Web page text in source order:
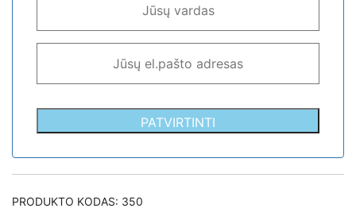
PATVIRTINTI
PRODUKTO KODAS: 350